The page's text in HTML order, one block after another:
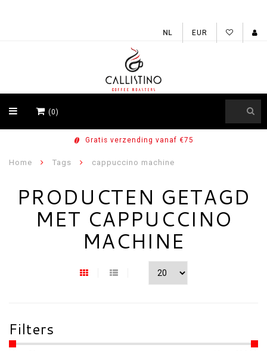
EUR
(0)
Gratis verzending vanaf €75
Home Tags cappuccino machine
PRODUCTEN GETAGD
MET CAPPUCCINO
MACHINE
Filters